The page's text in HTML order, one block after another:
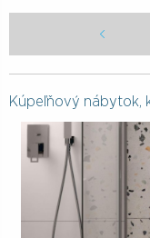
Kúpeľňový nábytok,